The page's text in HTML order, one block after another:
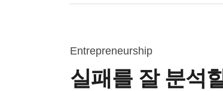
Entrepreneurship
실패를 잘 분석